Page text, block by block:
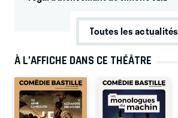
Toutes les actualités
À L’AFFICHE DANS CE THÉÂTRE